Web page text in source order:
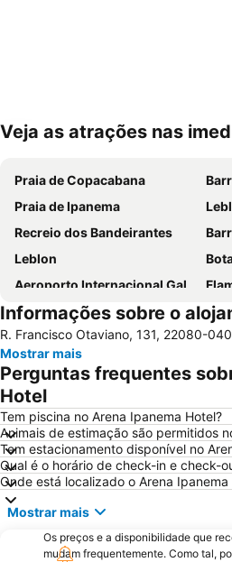
Ampliar mapa
Veja as atrações nas
Praia de Copacabana
Praia de Ipanema
Recreio dos Bandeirantes
Leblon
Aeroporto Internacional Galeão - Antônio Carlos Jobim
Lapa
Arpoador
Parque Olímpico
Centro
Praia do Leme
Estádio Mário Filho ou Maracanã
Praia do Recreio
Leme
Terminal Rodoviário Novo Rio
Ilha de Paquetá
Informações sobre o
R. Francisco Otaviano, 131, 22080-
Mostrar mais
Perguntas frequentes
Hotel
Tem piscina no Arena Ipanema Hotel?
Animais de estimação são permitidos
Tem estacionamento disponível no
Qual é o horário de check-in e check-
Onde está localizado o Arena Ipanema
Mostrar mais
Os preços e a disponibilidade que
mudam frequentemente. Como tal,